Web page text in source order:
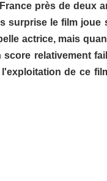
près de deux
surprise le film
actrice, mais
relativement
de ce